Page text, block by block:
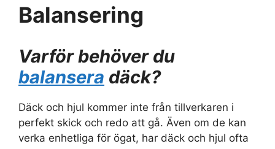
Balansering
Varför behöver du
balansera däck?
Däck och hjul kommer inte från tillverkaren i
perfekt skick och redo att gå. Även om de kan
verka enhetliga för ögat, har däck och hjul ofta